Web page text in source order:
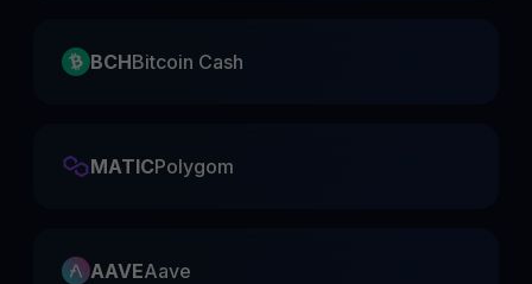
BCHBitcoin Cash
MATICPolygom
AAVEAave